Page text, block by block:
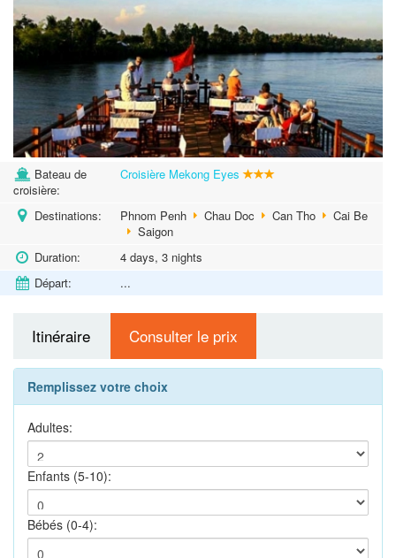
Bateau de
croisière:
Croisière Mekong Eyes
Destinations: Phnom Penh Chau Doc Can Tho
Cai Be
Saigon
Duration:
4 days, 3 nights
Départ:
...
Itinéraire Consulter le prix
Remplissez votre choix
Adultes:
Enfants (5-10):
Bébés (0-4):